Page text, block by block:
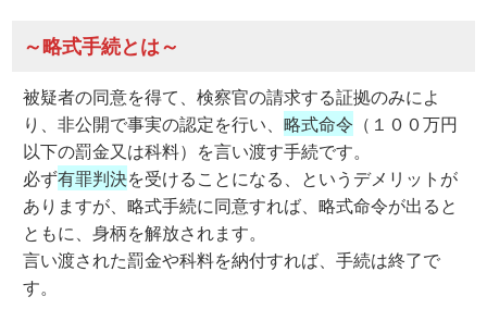
～略式手続とは～
被疑者の同意を得て、検察官の請求する証拠のみによ
り、非公開で事実の認定を行い、略式命令 （１００万円
以下の罰金又は科料）を言い渡す手続です。
必ず有罪判決を受けることになる、というデメリットが
ありますが、略式手続に同意すれば、略式命令が出ると
ともに、身柄を解放されます。
言い渡された罰金や科料を納付すれば、手続は終了で
す。